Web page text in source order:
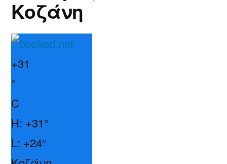
Κοζάνη
+31
°
C
H: +31°
L: +24°